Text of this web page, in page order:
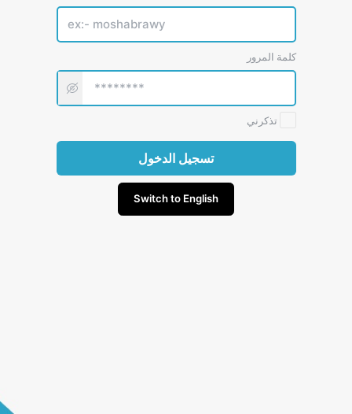
كلمة المرور
تذكرني
تسجيل الدخول
Switch to English